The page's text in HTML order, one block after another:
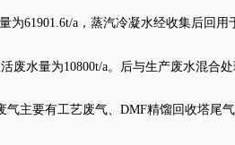
61901.6t/a，蒸汽冷凝水经收集后回用
水量为10800t/a。后与生产废水混合处
主要有工艺废气、 DMF精馏回收塔尾